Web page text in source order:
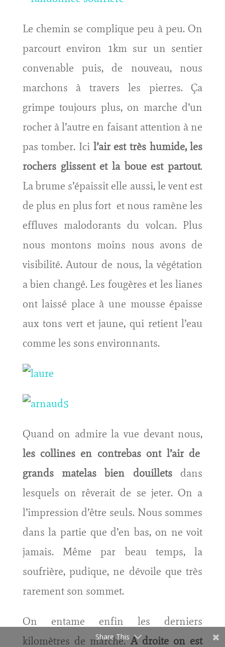
Le chemin se complique peu à peu. On
parcourt environ 1km sur un sentier
convenable puis, de nouveau, nous
marchons à travers les pierres. Ça
grimpe toujours plus, on marche d’un
rocher à l’autre en faisant attention à ne
pas tomber. Ici l’air est très humide, les
rochers glissent et la boue est partout.
La brume s’épaissit elle aussi, le vent est
de plus en plus fort et nous ramène les
effluves malodorants du volcan. Plus
nous montons moins nous avons de
visibilité. Autour de nous, la végétation
a bien changé. Les fougères et les lianes
ont laissé place à une mousse épaisse
aux tons vert et jaune, qui retient l’eau
comme les sons environnants.
Quand on admire la vue devant nous,
les collines en contrebas ont l’air de
grands matelas bien douilletsdans
lesquels on rêverait de se jeter. On a
l’impression d’être seuls. Nous sommes
dans la partie que d’en bas, on ne voit
jamais. Même par beau temps, la
soufrière, pudique, ne dévoile que très
rarement son sommet.
On entame enfin les derniers
kilomètres de marche.A droite on est
Share This